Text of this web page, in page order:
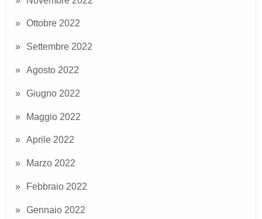
Ottobre 2022
Settembre 2022
Agosto 2022
Giugno 2022
Maggio 2022
Aprile 2022
Marzo 2022
Febbraio 2022
Gennaio 2022